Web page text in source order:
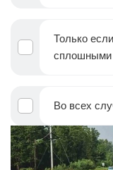
Только
сплошными
Во всех